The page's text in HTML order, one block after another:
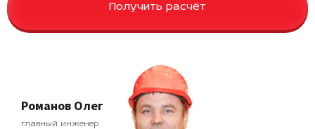
Получить расчёт
Романов Олег
главный инженер